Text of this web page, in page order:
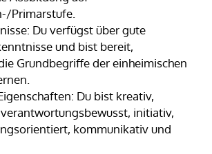
Primarstufe.
Du verfügst über gute
und bist bereit,
Grundbegriffe der einheimischen
Du bist kreativ,
initiativ,
kommunikativ und